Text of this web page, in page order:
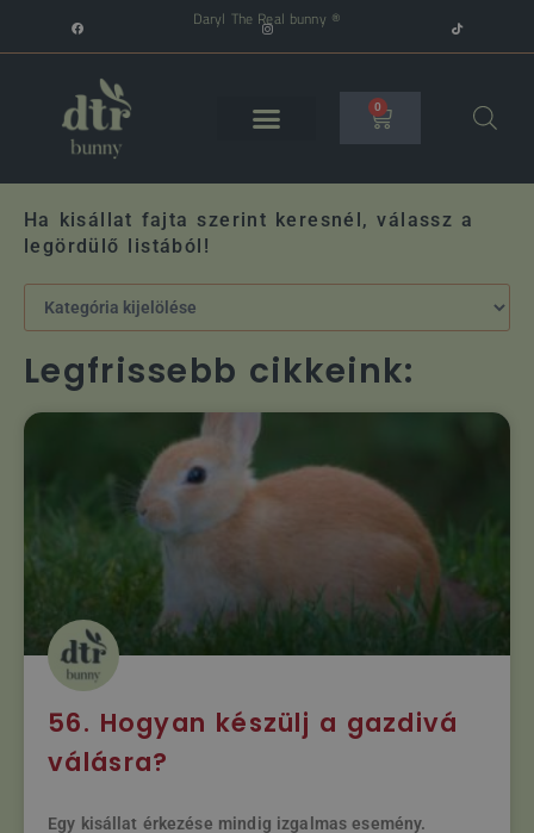
Daryl The Real bunny ®
0
Ha kisállat fajta szerint keresnél, válassz a
legördülő listából!
Legfrissebb cikkeink:
56. Hogyan készülj a gazdivá
válásra?
Egy kisállat érkezése mindig izgalmas esemény.